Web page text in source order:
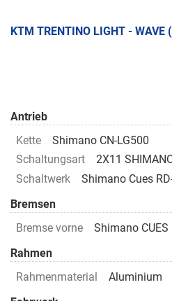
KTM TRENTINO LIGHT - WAVE
Antrieb
Kette
Shimano CN-LG500
Schaltungsart
2X11
Schaltwerk
Shimano Cues
Bremsen
Bremse vorne
Shimano
Rahmen
Rahmenmaterial
Aluminium